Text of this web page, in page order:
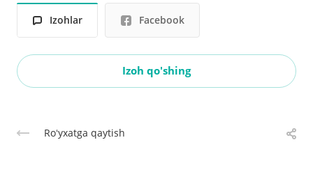
Izohlar Facebook
Izoh qo'shing
Roʻyxatga qaytish